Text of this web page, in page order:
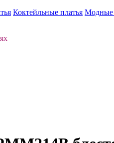
Коктейльные платья Модные